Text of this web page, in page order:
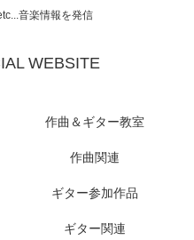
音楽情報を発信
WEBSITE
作曲＆ギター教室
作曲関連
ギター参加作品
ギター関連